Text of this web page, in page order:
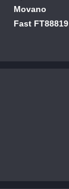
Movano
Fast FT88819